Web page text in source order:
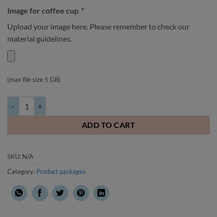
Image for coffee cup *
Upload your image here. Please remember to check our
material guidelines.
(max file size 5 GB)
ADD TO CART
SKU: N/A
Category: Product packages